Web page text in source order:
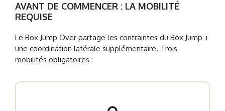
AVANT DE COMMENCER : LA MOBILITÉ
REQUISE
Le Box Jump Over partage les contraintes du Box Jump +
une coordination latérale supplémentaire. Trois
mobilités obligatoires :